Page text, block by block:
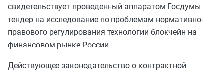
свидетельствует проведенный аппаратом Госдумы
тендер на исследование по проблемам нормативно-
правового регулирования технологии блокчейн на
финансовом рынке России.
Действующее законодательство о контрактной